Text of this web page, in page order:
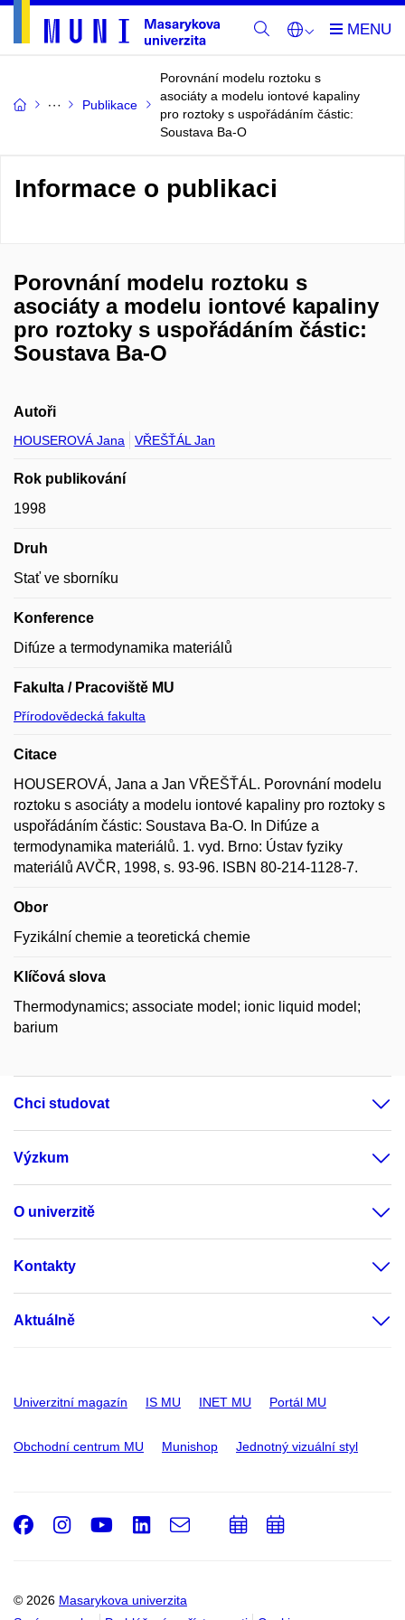
Publikace
Porovnání modelu roztoku s
asociáty a modelu iontové kapaliny
pro roztoky s uspořádáním částic:
Soustava Ba-O
Informace o publikaci
Porovnání modelu roztoku s
asociáty a modelu iontové kapaliny
pro roztoky s uspořádáním částic:
Soustava Ba-O
Autoři
HOUSEROVÁ Jana VŘEŠŤÁL Jan
Rok publikování
1998
Druh
Stať ve sborníku
Konference
Difúze a termodynamika materiálů
Fakulta / Pracoviště MU
Přírodovědecká fakulta
Citace
HOUSEROVÁ, Jana a Jan VŘEŠŤÁL. Porovnání modelu
roztoku s asociáty a modelu iontové kapaliny pro roztoky s
uspořádáním částic: Soustava Ba-O. In Difúze a
termodynamika materiálů. 1. vyd. Brno: Ústav fyziky
materiálů AVČR, 1998, s. 93-96. ISBN 80-214-1128-7.
Obor
Fyzikální chemie a teoretická chemie
Klíčová slova
Thermodynamics; associate model; ionic liquid model;
barium
Chci studovat
Výzkum
O univerzitě
Kontakty
Aktuálně
Univerzitní magazín IS MU INET MU Portál MU
Obchodní centrum MU Munishop Jednotný vizuální styl
© 2026 Masarykova univerzita
Facebook
Instagram
Youtube
LinkedIn
e-
PřidatPřidat